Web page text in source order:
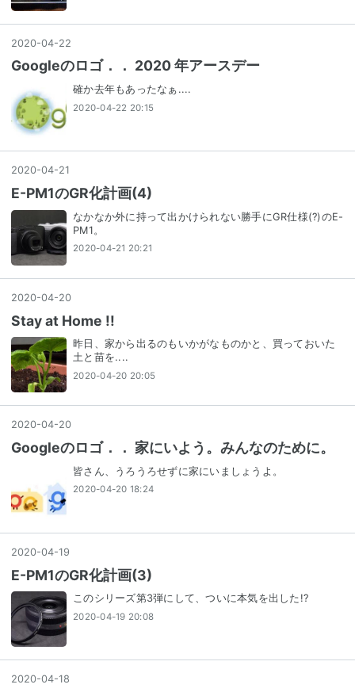
2020-04-22
Googleのロゴ．． 2020 年アースデー
確か去年もあったなぁ....
2020-04-22 20:15
2020-04-21
E-PM1のGR化計画(4)
なかなか外に持って出かけられない勝手にGR仕様(?)のE-
PM1。
2020-04-21 20:21
2020-04-20
Stay at Home !!
昨日、家から出るのもいかがなものかと、買っておいた
土と苗を....
2020-04-20 20:05
2020-04-20
Googleのロゴ．． 家にいよう。みんなのために。
皆さん、うろうろせずに家にいましょうよ。
2020-04-20 18:24
2020-04-19
E-PM1のGR化計画(3)
このシリーズ第3弾にして、ついに本気を出した!?
2020-04-19 20:08
2020-04-18